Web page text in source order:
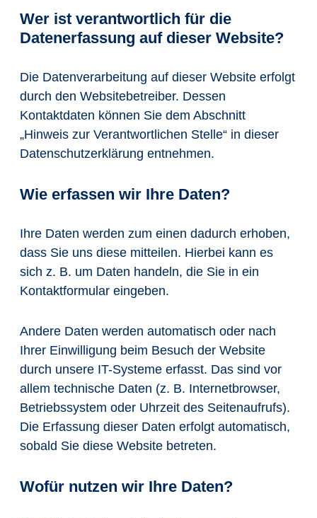
Wer ist verantwortlich für die
Datenerfassung auf dieser Website?
Die Datenverarbeitung auf dieser Website erfolgt
durch den Websitebetreiber. Dessen
Kontaktdaten können Sie dem Abschnitt
„Hinweis zur Verantwortlichen Stelle“ in dieser
Datenschutzerklärung entnehmen.
Wie erfassen wir Ihre Daten?
Ihre Daten werden zum einen dadurch erhoben,
dass Sie uns diese mitteilen. Hierbei kann es
sich z. B. um Daten handeln, die Sie in ein
Kontaktformular eingeben.
Andere Daten werden automatisch oder nach
Ihrer Einwilligung beim Besuch der Website
durch unsere IT-Systeme erfasst. Das sind vor
allem technische Daten (z. B. Internetbrowser,
Betriebssystem oder Uhrzeit des Seitenaufrufs).
Die Erfassung dieser Daten erfolgt automatisch,
sobald Sie diese Website betreten.
Wofür nutzen wir Ihre Daten?